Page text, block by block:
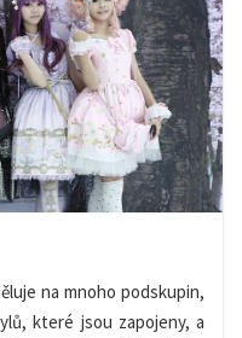
na mnoho podskupin,
které jsou zapojeny, a